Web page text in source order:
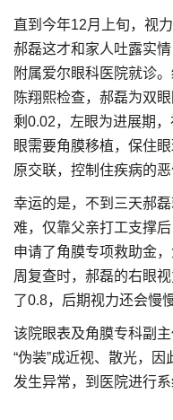
直到今年12月上旬，视
郝磊这才和家人吐露实
附属爱尔眼科医院就诊
陈翔熙检查，郝磊为双
剩0.02，左眼为进展期
眼需要角膜移植，保住
原交联，控制住疾病的恶
幸运的是，不到三天郝
难，仅靠父亲打工支撑
申请了角膜专项救助金
周复查时，郝磊的右眼
了0.8，后期视力还会慢
该院眼表及角膜专科副
“伪装”成近视、散光，
发生异常，到医院进行